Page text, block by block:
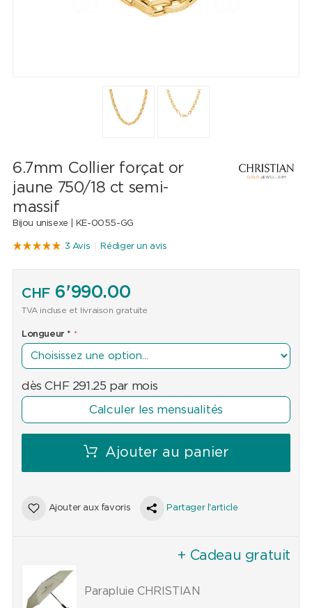
6.7mm Collier forçat or
jaune 750/18 ct semi-
massif
Bijou unisexe | KE-0055-GG
3 Avis Rédiger un avis
CHF6'990.00
TVA incluse et livraison gratuite
Longueur *
dèsCHF 291.25 par mois
Calculer les mensualités
Ajouter au panier
Ajouter aux favoris Partager l'article
+ Cadeau gratuit
Parapluie CHRISTIAN